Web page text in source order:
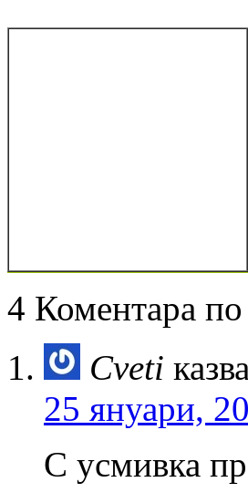
4 Коментара
Cveti
25 януари,
С усмивка